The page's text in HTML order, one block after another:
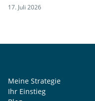
17. Juli 2026
Meine Strategie
Ihr Einstieg